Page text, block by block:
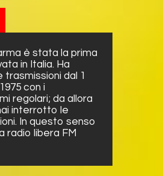
è stata la prima
in Italia. Ha
trasmissioni dal 1
con i
regolari; da allora
interrotto le
In questo senso
radio libera FM